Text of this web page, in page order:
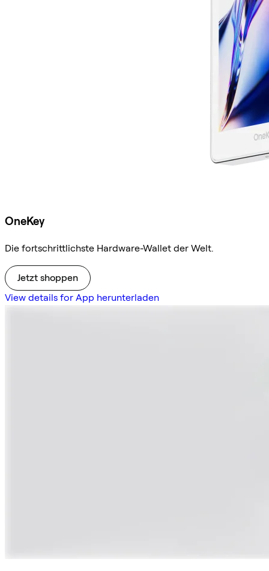
OneKey
Die fortschrittlichste Hardware-Wallet der Welt.
Jetzt shoppen
View details for App herunterladen